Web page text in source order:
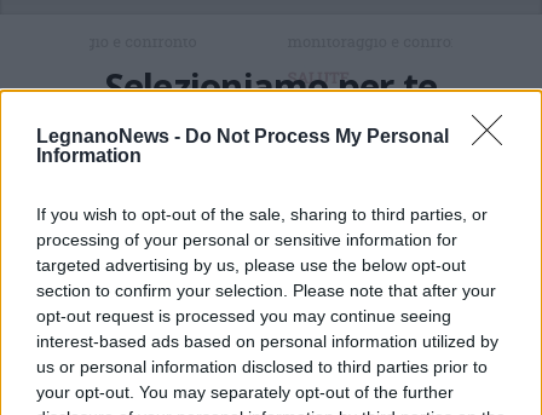
LegnanoNews - Do Not Process My Personal
Information
If you wish to opt-out of the sale, sharing to third parties, or
processing of your personal or sensitive information for
targeted advertising by us, please use the below opt-out
section to confirm your selection. Please note that after your
opt-out request is processed you may continue seeing
interest-based ads based on personal information utilized by
us or personal information disclosed to third parties prior to
your opt-out. You may separately opt-out of the further
Selezioniamo per te
Il meglio di
Iscriviti alla
newsletter
Commenti